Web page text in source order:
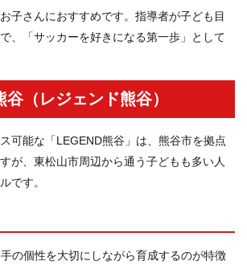
子さんにおすすめです。指導者が子ども目
、「サッカーを好きになる第一歩」として
（レジェンド熊谷）
可能な「LEGEND熊谷」は、熊谷市を拠点
が、東松山市周辺から通う子どもも多い人
です。
の個性を大切にしながら育成するのが特徴